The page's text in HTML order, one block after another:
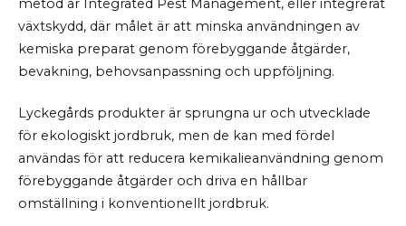
metod är Integrated Pest Management, eller integrerat
växtskydd, där målet är att minska användningen av
kemiska preparat genom förebyggande åtgärder,
bevakning, behovsanpassning och uppföljning.
Lyckegårds produkter är sprungna ur och utvecklade
för ekologiskt jordbruk, men de kan med fördel
användas för att reducera kemikalieanvändning genom
förebyggande åtgärder och driva en hållbar
omställning i konventionellt jordbruk.